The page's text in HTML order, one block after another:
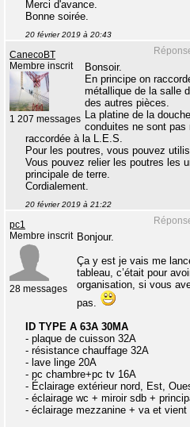
Merci d'avance.
Bonne soirée.
20 février 2019 à 20:43
CanecoBT
Membre inscrit
1 207 messages
Bonsoir.
En principe on
métallique de la salle
des autres pièces.
La platine de la
conduites ne sont pas
raccordée à la L.E.S.
Pour les poutres, vous pouvez
Vous pouvez relier les poutres les
principale de terre.
Cordialement.
20 février 2019 à 21:22
pc1
Membre inscrit
28 messages
Bonjour.
Ça y est je vais me
tableau, c’était pour
organisation, si vous
pas.
ID TYPE A 63A 30MA
- plaque de cuisson 32A
- résistance chauffage 32A
- lave linge 20A
- pc chambre+pc tv 16A
- Éclairage extérieur nord, Est,
- éclairage wc + miroir sdb +
- éclairage mezzanine + va et